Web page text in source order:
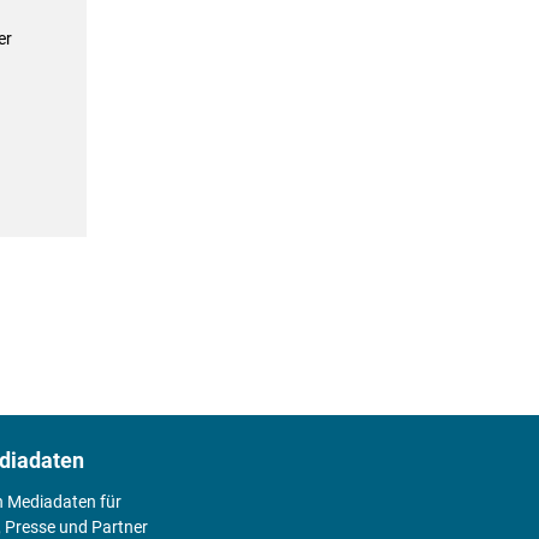
Mediadaten für
Presse und Partner